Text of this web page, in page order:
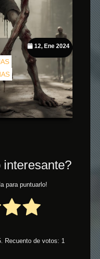
12, Ene 2024
interesante?
para puntuarlo!
Recuento de votos: 1